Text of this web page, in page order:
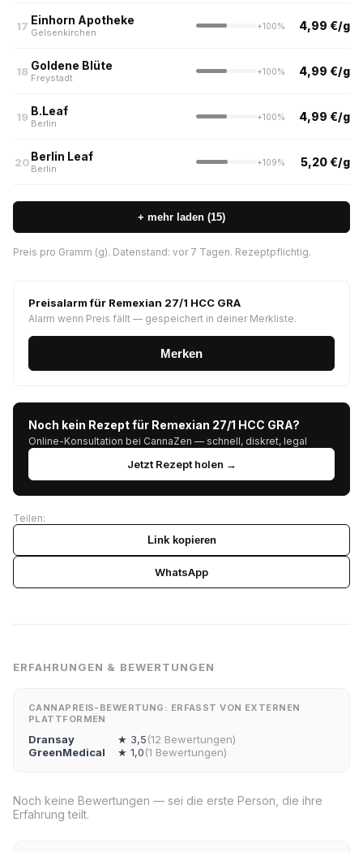
17 Einhorn Apotheke
Gelsenkirchen
+100% 4,99 €/g
18 Goldene Blüte
Freystadt
+100% 4,99 €/g
19 B.Leaf
Berlin
+100% 4,99 €/g
20Berlin Leaf
Berlin
+109% 5,20 €/g
+ mehr laden (15)
Preis pro Gramm (g). Datenstand: vor 7 Tagen. Rezeptpflichtig.
Preisalarm für Remexian 27/1 HCC GRA
Alarm wenn Preis fällt — gespeichert in deiner Merkliste.
Merken
Noch kein Rezept für Remexian 27/1 HCC GRA?
Online-Konsultation bei CannaZen — schnell, diskret, legal
Jetzt Rezept holen →
Teilen:
Link kopieren
WhatsApp
ERFAHRUNGEN & BEWERTUNGEN
CANNAPREIS-BEWERTUNG: ERFASST VON EXTERNEN
PLATTFORMEN
Dransay ★ 3,5(12 Bewertungen)
GreenMedical
★ 1,0(1 Bewertungen)
Noch keine Bewertungen — sei die erste Person, die ihre
Erfahrung teilt.